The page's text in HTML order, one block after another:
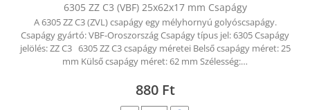
6305 ZZ C3 (VBF) 25x62x17 mm Csapágy
A 6305 ZZ C3 (ZVL) csapágy egy mélyhornyú golyóscsapágy.
Csapágy gyártó: VBF-Oroszország Csapágy típus jel: 6305 Csapágy
jelölés: ZZ C3 6305 ZZ C3 csapágy méretei Belső csapágy méret: 25
mm Külső csapágy méret: 62 mm Szélesség:…
880 Ft